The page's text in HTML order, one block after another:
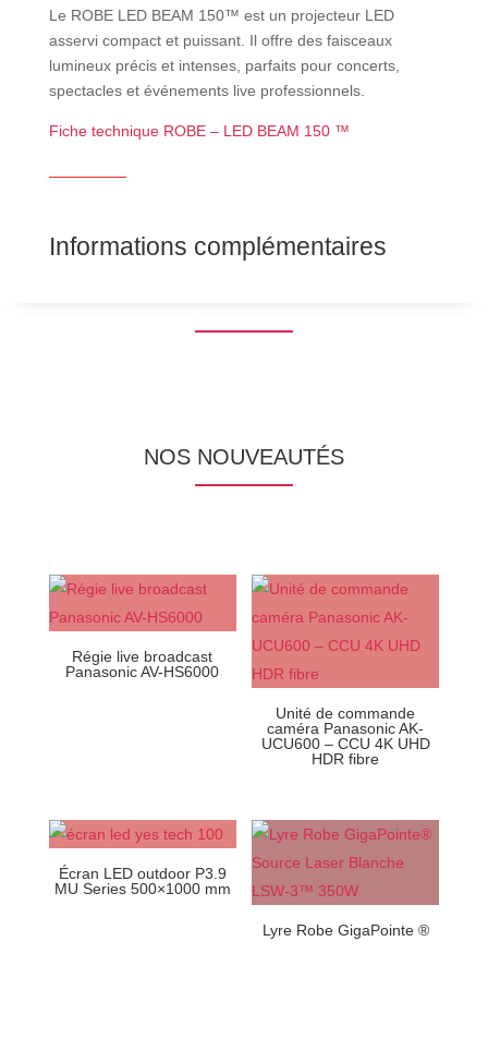
Le ROBE LED BEAM 150™ est un projecteur LED
asservi compact et puissant. Il offre des faisceaux
lumineux précis et intenses, parfaits pour concerts,
spectacles et événements live professionnels.
Fiche technique ROBE – LED BEAM 150 ™
Informations complémentaires
NOS NOUVEAUTÉS
Régie live broadcast
Panasonic AV-HS6000
Unité de commande
caméra Panasonic AK-
UCU600 – CCU 4K UHD
HDR fibre
Écran LED outdoor P3.9
MU Series 500×1000 mm
Lyre Robe GigaPointe ®